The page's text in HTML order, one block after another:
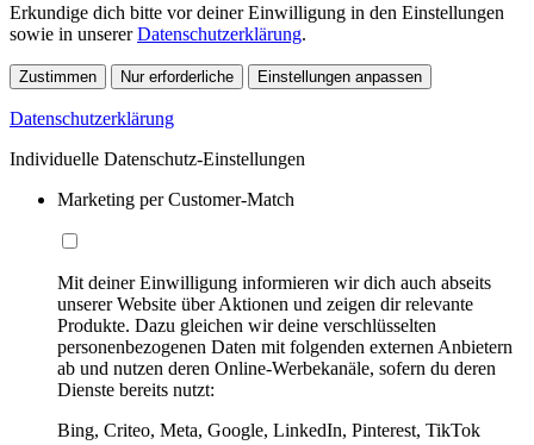
Erkundige dich bitte vor deiner Einwilligung in den Einstellungen
sowie in unsererDatenschutzerklärung.
Zustimmen Nur erforderliche Einstellungen anpassen
Datenschutzerklärung
Individuelle Datenschutz-Einstellungen
Marketing per Customer-Match
Mit deiner Einwilligung informieren wir dich auch abseits
unserer Website über Aktionen und zeigen dir relevante
Produkte. Dazu gleichen wir deine verschlüsselten
personenbezogenen Daten mit folgenden externen Anbietern
ab und nutzen deren Online-Werbekanäle, sofern du deren
Dienste bereits nutzt:
Bing, Criteo, Meta, Google, LinkedIn, Pinterest, TikTok